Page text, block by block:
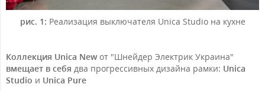
рис. 1: Реализация выключателя Unica Studio на кухне
Коллекция Unica New от "Шнейдер Электрик Украина"
вмещает в себя два прогрессивных дизайна рамки: Unica
Studio и Unica Pure